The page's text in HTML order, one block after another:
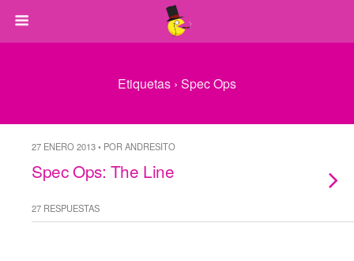
Etiquetas › Spec Ops
27 ENERO 2013 • POR ANDRESITO
Spec Ops: The Line
27 RESPUESTAS